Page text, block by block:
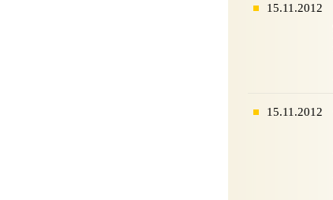
15.11.2012
15.11.2012